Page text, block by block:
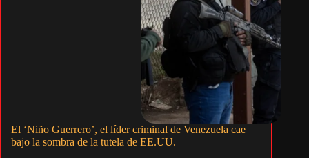
El ‘Niño Guerrero’, el líder criminal de Venezuela cae
bajo la sombra de la tutela de EE.UU.